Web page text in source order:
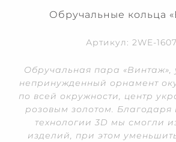
Обручальные кольца
Артикул: 2WE-
Обручальная пара «Винтаж»,
непринужденный орнамент
по всей окружности, центр
розовым золотом. Благодаря
технологии 3D мы смогли
изделий, при этом